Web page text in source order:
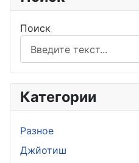
Поиск
Категории
Разное
Джйотиш